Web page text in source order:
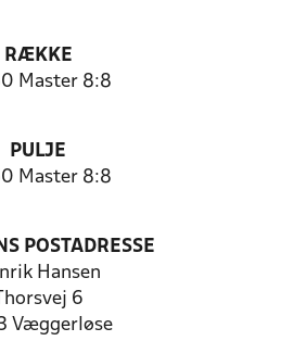
RÆKKE
Master 8:8
PULJE
Master 8:8
POSTADRESSE
Hansen
Thorsvej 6
Væggerløse